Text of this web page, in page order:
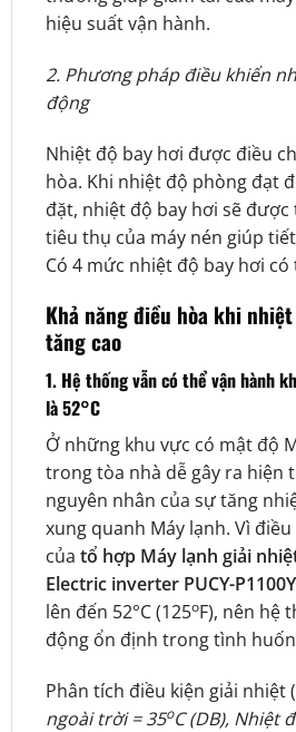
hiệu suất vận hành.
2. Phương pháp điều khiển
động
Nhiệt độ bay hơi được điều
hòa. Khi nhiệt độ phòng đạt
đặt, nhiệt độ bay hơi sẽ được
tiêu thụ của máy nén giúp
Có 4 mức nhiệt độ bay hơi
Khả năng điều hòa khi
tăng cao
1. Hệ thống vẫn có thể vận hành
là 52°C
Ở những khu vực có mật độ
trong tòa nhà dễ gây ra hiện
nguyên nhân của sự tăng
xung quanh Máy lạnh. Vì
của tổ hợp Máy lạnh giải
Electric inverter PUCY-
lên đến 52°C (125oF), nên hệ
động ổn định trong tình
Phân tích điều kiện giải nhiệt (
ngoài trời = 35oC (DB), Nhiệt